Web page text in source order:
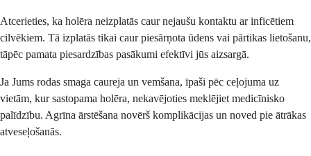
Atcerieties, ka holēra neizplatās caur nejaušu kontaktu ar inficētiem
cilvēkiem. Tā izplatās tikai caur piesārņota ūdens vai pārtikas lietošanu,
tāpēc pamata piesardzības pasākumi efektīvi jūs aizsargā.
Ja Jums rodas smaga caureja un vemšana, īpaši pēc ceļojuma uz
vietām, kur sastopama holēra, nekavējoties meklējiet medicīnisko
palīdzību. Agrīna ārstēšana novērš komplikācijas un noved pie ātrākas
atveseļošanās.